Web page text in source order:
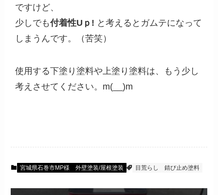
ですけど、
少しでも付着性Uｐ! と考えるとガムテになって
しまうんです。（苦笑）
使用する下塗り塗料や上塗り塗料は、もう少し
考えさせてください。m(__)m
宮城県石巻市MP様 外壁塗装/屋根塗装 目荒らし 錆び止め塗料